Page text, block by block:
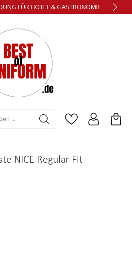
FÜR HOTEL & GASTRONOMIE
NICE Regular Fit